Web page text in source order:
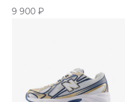
«Sand Strata Beige»‎
9 900 ₽